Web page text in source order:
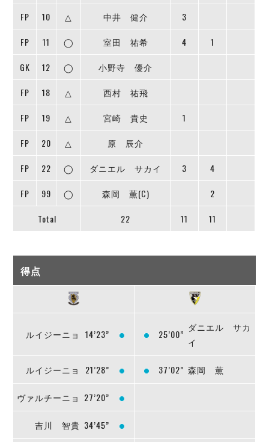
ポルセイド浜田
FP
10 △ 中井 健介
3
FP
11 ◯ 室田 祐希 4
1
GK
12 ◯
小野寺 優介
FP
18 △
西村 祐飛
FP
19 △ 宮崎 貴史
1
FP
20 △
原 辰介
FP
22 ◯ ダニエル サカイ 3
4
FP
99 ◯ 森岡 薫(C)
2
Total
22 11 11
得点
ルイジーニョ 14’23” 25’00”
ダニエル サカ
イ
ルイジーニョ 21’28” 37’02” 森岡 薫
ヴァルチーニョ 27’20”
吉川 智貴 34’45”